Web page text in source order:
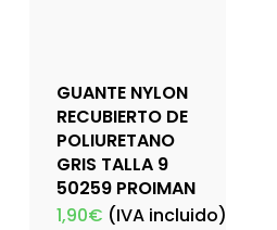
GUANTE NYLON
RECUBIERTO DE
POLIURETANO
GRIS TALLA 9
50259 PROIMAN
1,90€ (IVA incluido)